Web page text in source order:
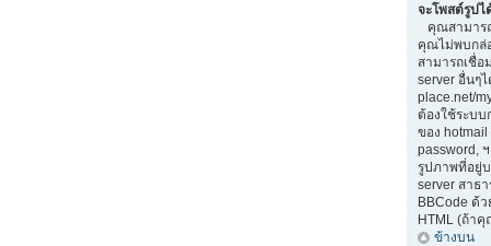
จะโพสต์รูปไ
คุณสามาร
คุณไม่พบกล่
สามารถเชื่อ
server อื่นๆ
place.net/
ต้องใช้ระบ
ของ
password,
รูปภาพที่อยู่
server สาธ
BBCode ด้
HTML (ถ้า
ข้างบน